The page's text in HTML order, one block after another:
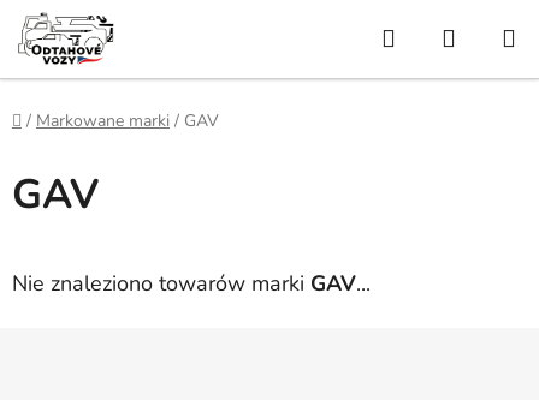
Przejść
do
treści
Szukaj
Home
/ Markowane marki / GAV
GAV
Nie znaleziono towarów marki GAV...